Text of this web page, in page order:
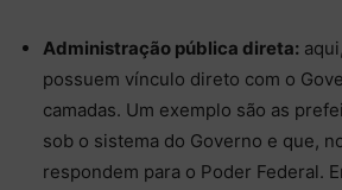
Administração pública direta:
possuem vínculo direto com o
camadas. Um exemplo são as
sob o sistema do Governo e que,
respondem para o Poder Federal.